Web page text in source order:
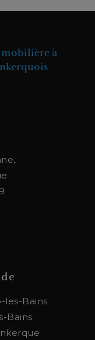
à
les-Bains
Bains